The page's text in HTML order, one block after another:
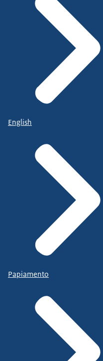
English
Papiamento